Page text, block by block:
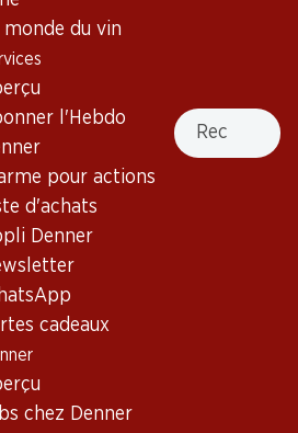
monde du vin
l'Hebdo
pour actions
d'achats
Denner
cadeaux
chez Denner
Recherche
de fraises des bois et de
de rose et d’épices. Bouche
séveuse.